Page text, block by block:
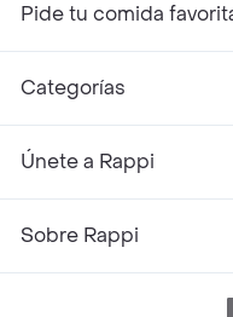
Pide tu comida
Categorías
Únete a Rappi
Sobre Rappi